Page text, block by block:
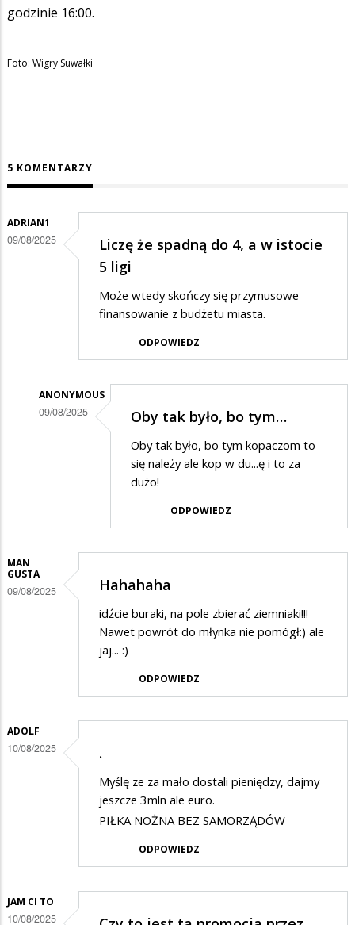
godzinie 16:00.
Foto: Wigry Suwałki
5 KOMENTARZY
ADRIAN1
09/08/2025
Liczę że spadną do 4, a w istocie
5 ligi
Może wtedy skończy się przymusowe
finansowanie z budżetu miasta.
ODPOWIEDZ
ANONYMOUS
09/08/2025
odpowiedzi
Liczę
że
istocie
5
Oby tak było, bo tym…
Oby tak było, bo tym kopaczom to
się należy ale kop w du...ę i to za
dużo!
ODPOWIEDZ
MAN
GUSTA
09/08/2025 Hahahaha
idźcie buraki, na pole zbierać ziemniaki!!!
Nawet powrót do młynka nie pomógł:) ale
jaj... :)
ODPOWIEDZ
ADOLF
10/08/2025 .
Myślę ze za mało dostali pieniędzy, dajmy
jeszcze 3mln ale euro.
PIŁKA NOŻNA BEZ SAMORZĄDÓW
ODPOWIEDZ
JAM CI TO
10/08/2025